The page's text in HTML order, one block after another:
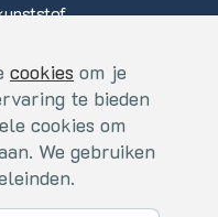
cookies om je
te bieden
cookies om
We gebruiken
2
& Privacy/Cookies
je een optimale
functionele
We gebruiken ze niet